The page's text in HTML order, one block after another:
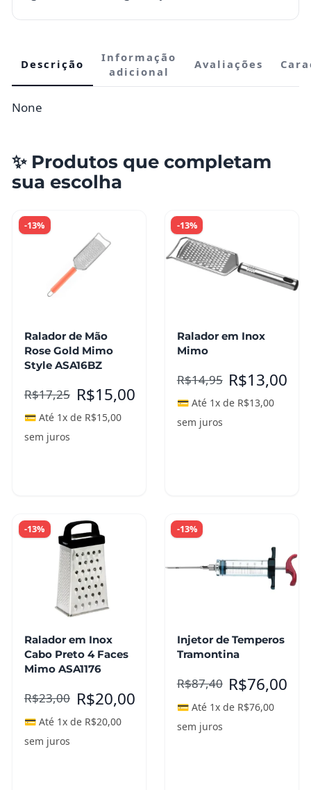
Descrição
Informação
adicional
Avaliações
None
✨ Produtos que completam
sua escolha
-13%
Ralador de Mão
Rose Gold Mimo
Style ASA16BZ
R$17,25 R$15,00
💳 Até 1x de R$15,00
sem juros
-13%
Ralador em Inox
Mimo
R$14,95 R$13,00
💳 Até 1x de R$13,00
sem juros
-13%
Ralador em Inox
Cabo Preto 4 Faces
Mimo ASA1176
R$23,00 R$20,00
💳 Até 1x de R$20,00
sem juros
-13%
Injetor de Temperos
Tramontina
R$87,40 R$76,00
💳 Até 1x de R$76,00
sem juros